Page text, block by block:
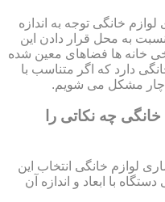
خانگی توجه به اندازه
به محل قرار دادن این
خانه ها فضاهای معین شده
دارد که اگر متناسب با
دچار مشکل می شویم.
چه نکاتی را
لوازم خانگی انتخاب این
با ابعاد و اندازه آن